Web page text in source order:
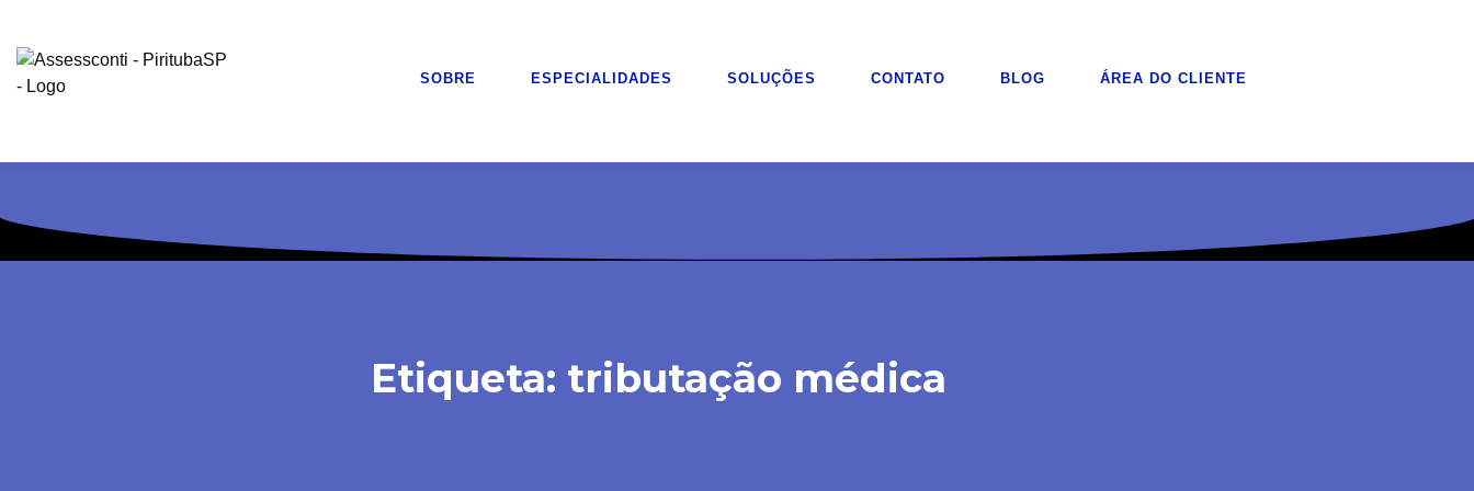
SOBRE ESPECIALIDADES SOLUÇÕES CONTATO BLOG ÁREA DO CLIENTE
Etiqueta: tributação médica